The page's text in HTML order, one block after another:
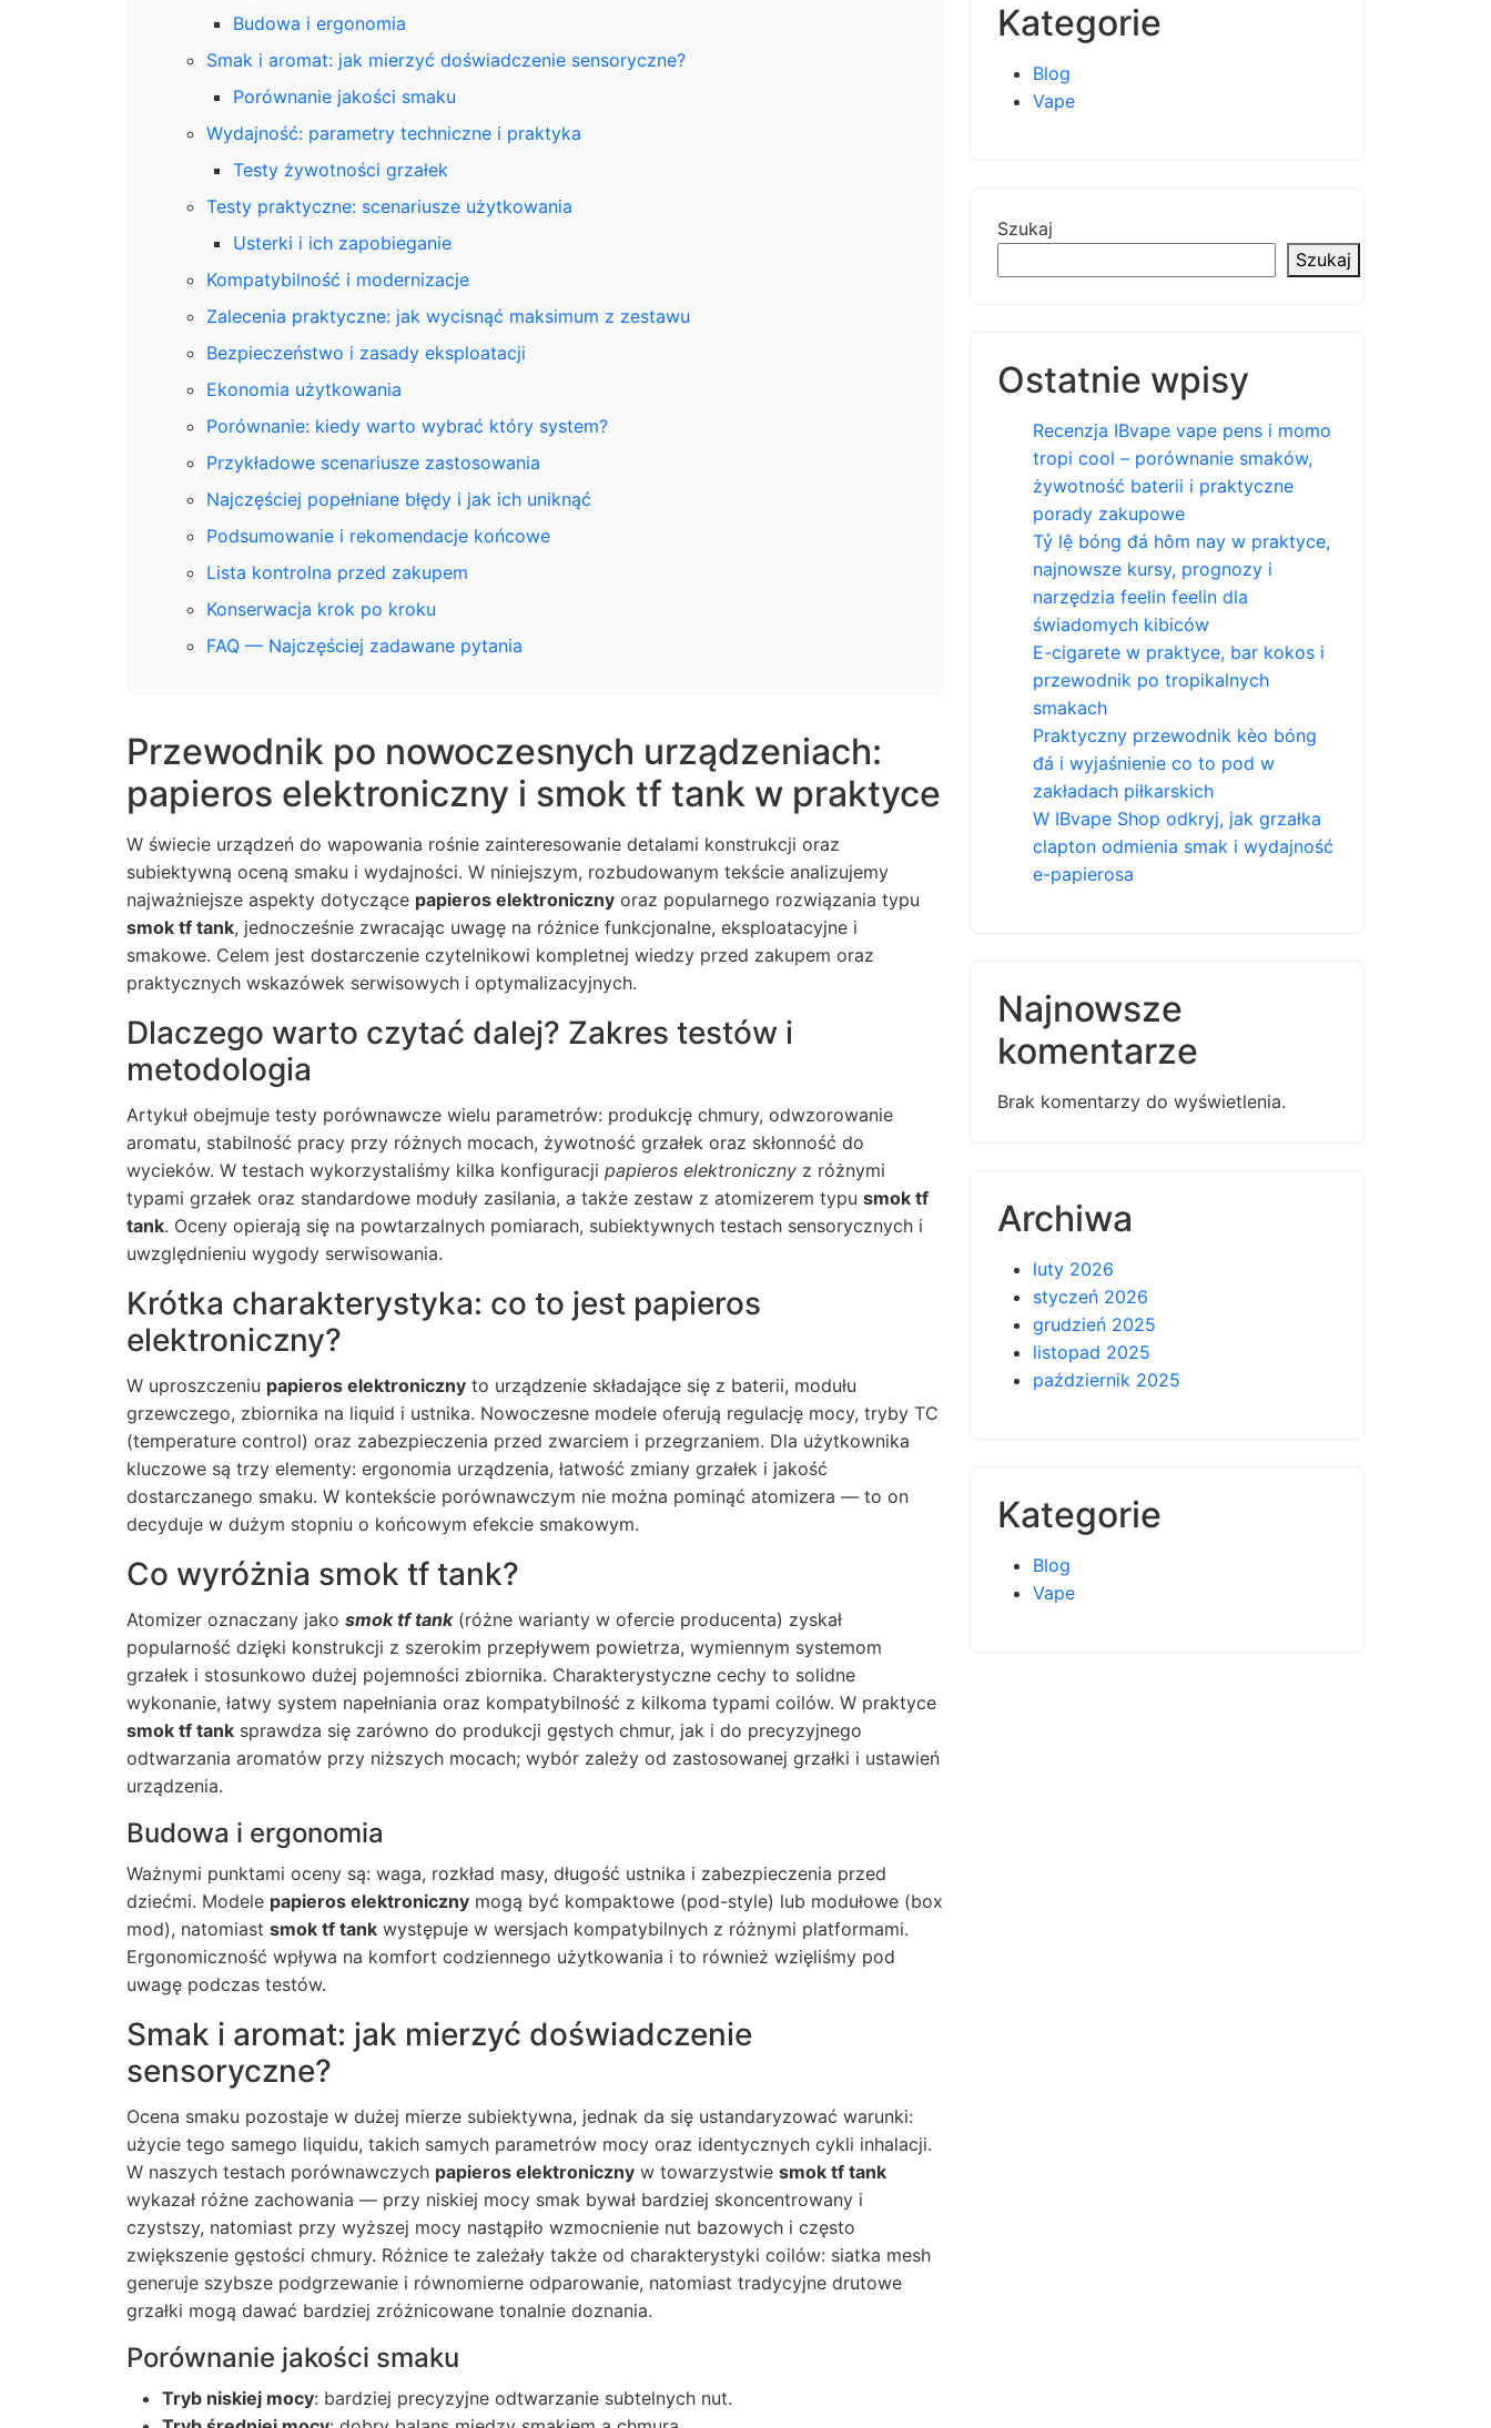
Budowa i ergonomia
Smak i aromat: jak mierzyć doświadczenie sensoryczne?
Porównanie jakości smaku
Wydajność: parametry techniczne i praktyka
Testy żywotności grzałek
Testy praktyczne: scenariusze użytkowania
Usterki i ich zapobieganie
Kompatybilność i modernizacje
Zalecenia praktyczne: jak wycisnąć maksimum z zestawu
Bezpieczeństwo i zasady eksploatacji
Ekonomia użytkowania
Porównanie: kiedy warto wybrać który system?
Przykładowe scenariusze zastosowania
Najczęściej popełniane błędy i jak ich uniknąć
Podsumowanie i rekomendacje końcowe
Lista kontrolna przed zakupem
Konserwacja krok po kroku
FAQ — Najczęściej zadawane pytania
Przewodnik po nowoczesnych urządzeniach:
papieros elektroniczny i smok tf tank w praktyce
W świecie urządzeń do wapowania rośnie zainteresowanie detalami konstrukcji oraz
subiektywną oceną smaku i wydajności. W niniejszym, rozbudowanym tekście analizujemy
najważniejsze aspekty dotyczące papieros elektroniczny oraz popularnego rozwiązania typu
smok tf tank, jednocześnie zwracając uwagę na różnice funkcjonalne, eksploatacyjne i
smakowe. Celem jest dostarczenie czytelnikowi kompletnej wiedzy przed zakupem oraz
praktycznych wskazówek serwisowych i optymalizacyjnych.
Dlaczego warto czytać dalej? Zakres testów i
metodologia
Artykuł obejmuje testy porównawcze wielu parametrów: produkcję chmury, odwzorowanie
aromatu, stabilność pracy przy różnych mocach, żywotność grzałek oraz skłonność do
wycieków. W testach wykorzystaliśmy kilka konfiguracji papieros elektroniczny z różnymi
typami grzałek oraz standardowe moduły zasilania, a także zestaw z atomizerem typu smok tf
tank. Oceny opierają się na powtarzalnych pomiarach, subiektywnych testach sensorycznych i
uwzględnieniu wygody serwisowania.
Krótka charakterystyka: co to jest papieros
elektroniczny?
W uproszczeniu papieros elektroniczny to urządzenie składające się z baterii, modułu
grzewczego, zbiornika na liquid i ustnika. Nowoczesne modele oferują regulację mocy, tryby TC
(temperature control) oraz zabezpieczenia przed zwarciem i przegrzaniem. Dla użytkownika
kluczowe są trzy elementy: ergonomia urządzenia, łatwość zmiany grzałek i jakość
dostarczanego smaku. W kontekście porównawczym nie można pominąć atomizera — to on
decyduje w dużym stopniu o końcowym efekcie smakowym.
Co wyróżnia smok tf tank?
Atomizer oznaczany jako smok tf tank(różne warianty w ofercie producenta) zyskał
popularność dzięki konstrukcji z szerokim przepływem powietrza, wymiennym systemom
grzałek i stosunkowo dużej pojemności zbiornika. Charakterystyczne cechy to solidne
wykonanie, łatwy system napełniania oraz kompatybilność z kilkoma typami coilów. W praktyce
smok tf tank sprawdza się zarówno do produkcji gęstych chmur, jak i do precyzyjnego
odtwarzania aromatów przy niższych mocach; wybór zależy od zastosowanej grzałki i ustawień
urządzenia.
Budowa i ergonomia
Ważnymi punktami oceny są: waga, rozkład masy, długość ustnika i zabezpieczenia przed
dziećmi. Modele papieros elektroniczny mogą być kompaktowe (pod-style) lub modułowe (box
mod), natomiast smok tf tank występuje w wersjach kompatybilnych z różnymi platformami.
Ergonomiczność wpływa na komfort codziennego użytkowania i to również wzięliśmy pod
uwagę podczas testów.
Smak i aromat: jak mierzyć doświadczenie
sensoryczne?
Ocena smaku pozostaje w dużej mierze subiektywna, jednak da się ustandaryzować warunki:
użycie tego samego liquidu, takich samych parametrów mocy oraz identycznych cykli inhalacji.
W naszych testach porównawczych papieros elektroniczny w towarzystwie smok tf tank
wykazał różne zachowania — przy niskiej mocy smak bywał bardziej skoncentrowany i
czystszy, natomiast przy wyższej mocy nastąpiło wzmocnienie nut bazowych i często
zwiększenie gęstości chmury. Różnice te zależały także od charakterystyki coilów: siatka mesh
generuje szybsze podgrzewanie i równomierne odparowanie, natomiast tradycyjne drutowe
grzałki mogą dawać bardziej zróżnicowane tonalnie doznania.
Porównanie jakości smaku
Tryb niskiej mocy: bardziej precyzyjne odtwarzanie subtelnych nut.
Kategorie
Blog
Vape
Szukaj
Szukaj
Ostatnie wpisy
Recenzja IBvape vape pens i momo
tropi cool – porównanie smaków,
żywotność baterii i praktyczne
porady zakupowe
Tỷ lệ bóng đá hôm nay w praktyce,
najnowsze kursy, prognozy i
narzędzia feelin feelin dla
świadomych kibiców
E-cigarete w praktyce, bar kokos i
przewodnik po tropikalnych
smakach
Praktyczny przewodnik kèo bóng
đá i wyjaśnienie co to pod w
zakładach piłkarskich
W IBvape Shop odkryj, jak grzałka
clapton odmienia smak i wydajność
e-papierosa
Najnowsze
komentarze
Brak komentarzy do wyświetlenia.
Archiwa
luty 2026
styczeń 2026
grudzień 2025
listopad 2025
październik 2025
Kategorie
Blog
Vape